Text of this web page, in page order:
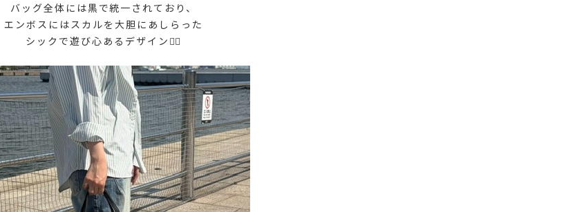
バッグ全体には黒で統一されており、
エンボスにはスカルを大胆にあしらった
シックで遊び心あるデザイン🏴‍☠️